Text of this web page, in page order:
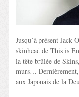
Jusqu’à présent Jack
skinhead de This is
la tête brûlée de
murs… Dernièrement,
aux Japonais de la